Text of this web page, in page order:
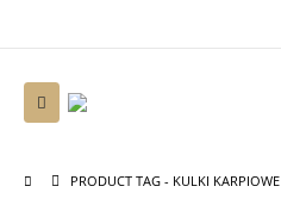
PRODUCT TAG - KULKI KARPIOWE